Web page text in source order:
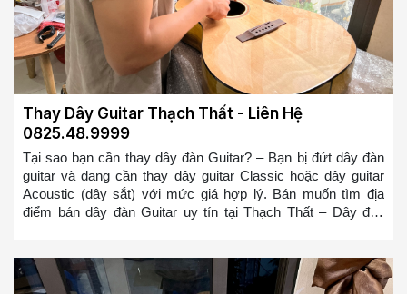
Thay Dây Guitar Thạch Thất - Liên Hệ
0825.48.9999
Tại sao bạn cần thay dây đàn Guitar? – Bạn bị đứt dây đàn
guitar và đang cần thay dây guitar Classic hoặc dây guitar
Acoustic (dây sắt) với mức giá hợp lý. Bán muốn tìm địa
điểm bán dây đàn Guitar uy tín tại Thạch Thất – Dây đàn
đánh tốt hơn, bạn sẽ không bị ức chế nữa khi chơi đàn
Guitar so với bộ dây đàn Guitar bị rỉ => Bạn ở bất cứ đâu tại